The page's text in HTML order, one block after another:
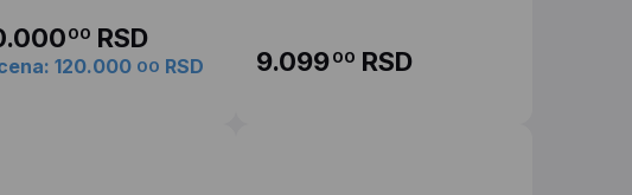
00 RSD
120.000 00 RSD 9.09900 RSD